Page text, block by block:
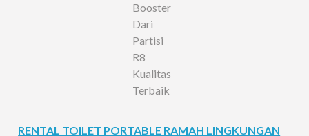
Booster
Dari
Partisi
R8
Kualitas
Terbaik
RENTAL TOILET PORTABLE RAMAH LINGKUNGAN